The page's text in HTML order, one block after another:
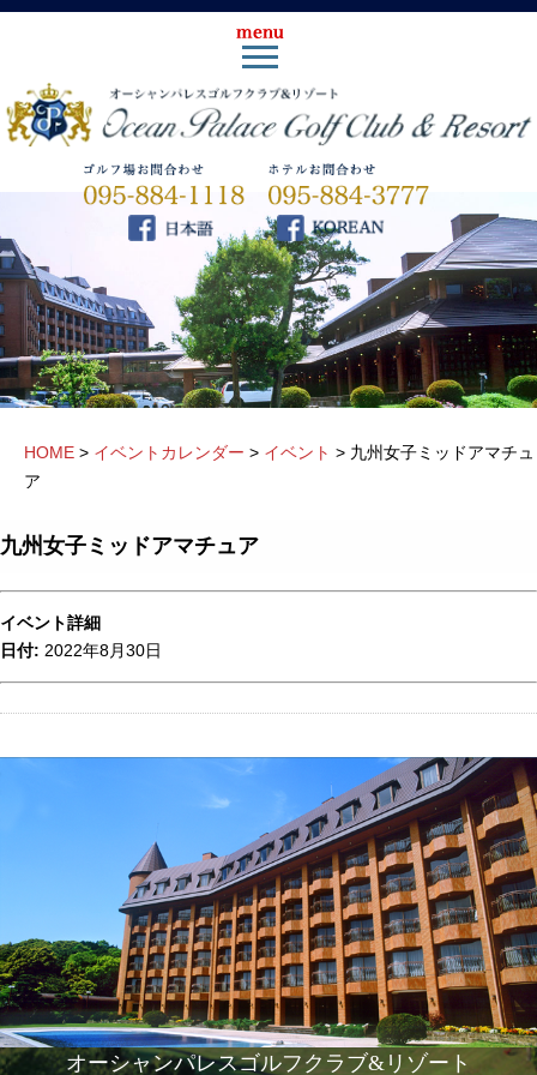
HOME > イベントカレンダー > イベント > 九州女子ミッドアマチュ
ア
九州女子ミッドアマチュア
イベント詳細
日付: 2022年8月30日
オーシャンパレスゴルフクラブ&リゾート